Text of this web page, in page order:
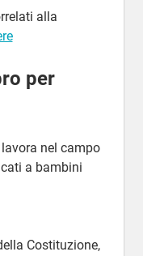
alla
per
nel campo
a bambini
Costituzione,